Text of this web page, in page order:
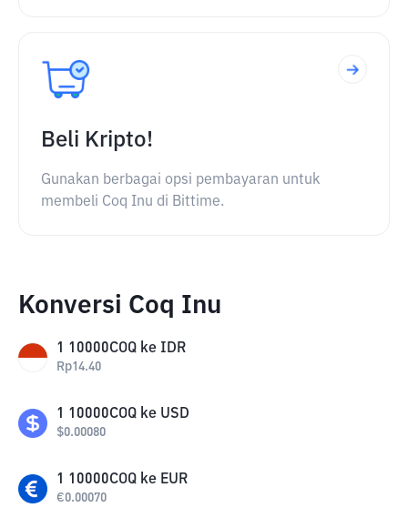
Beli Kripto!
Gunakan berbagai opsi pembayaran untuk
membeli Coq Inu di Bittime.
Konversi Coq Inu
1 10000COQ ke IDR
Rp14.40
1 10000COQ ke USD
$0.00080
1 10000COQ ke EUR
€0.00070